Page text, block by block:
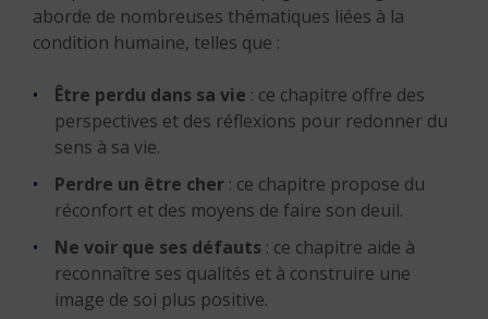
aborde de nombreuses thématiques liées à la
condition humaine, telles que :
Être perdu dans sa vie : ce chapitre offre des
perspectives et des réflexions pour redonner du
sens à sa vie.
Perdre un être cher : ce chapitre propose du
réconfort et des moyens de faire son deuil.
Ne voir que ses défauts : ce chapitre aide à
reconnaître ses qualités et à construire une
image de soi plus positive.